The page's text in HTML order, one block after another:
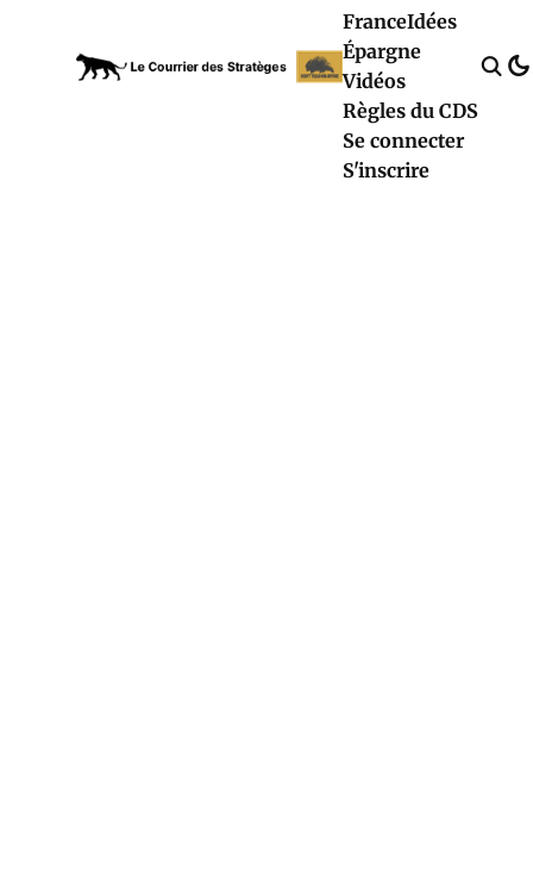
FranceIdées
Épargne
Vidéos
Règles du CDS
Se connecter
S'inscrire